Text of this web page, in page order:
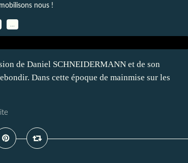
nous !
de Daniel SCHNEIDERMANN et de son
Dans cette époque de mainmise sur les